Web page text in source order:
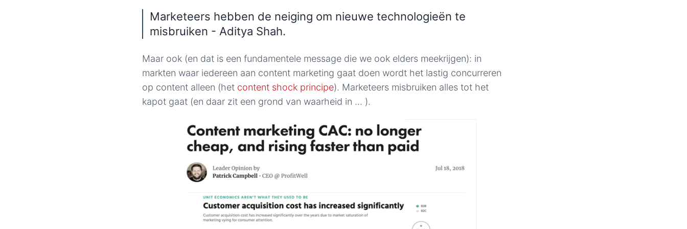
Marketeers hebben de neiging om nieuwe technologieën te
misbruiken - Aditya Shah.
Maar ook (en dat is een fundamentele message die we ook elders meekrijgen): in
markten waar iedereen aan content marketing gaat doen wordt het lastig concurreren
op content alleen (het content shock principe). Marketeers misbruiken alles tot het
kapot gaat (en daar zit een grond van waarheid in ... ).